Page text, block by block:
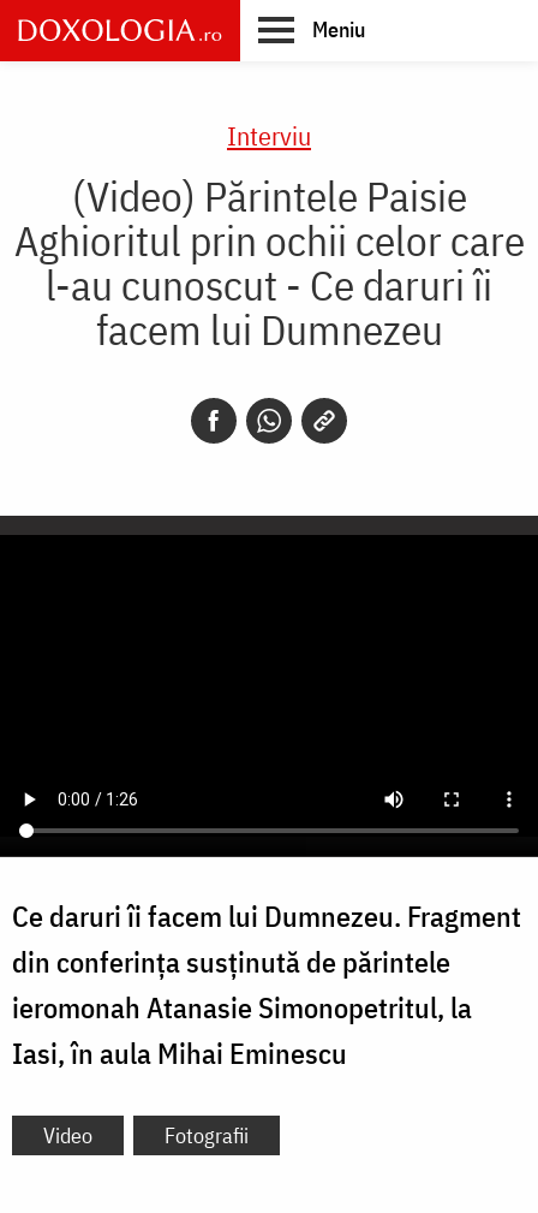
Skip
to
main
Meniu
Interviu
(Video) Părintele Paisie
Aghioritul prin ochii celor care
l-au cunoscut - Ce daruri îi
facem lui Dumnezeu
Ce daruri îi facem lui Dumnezeu. Fragment
din conferința susținută de părintele
ieromonah Atanasie Simonopetritul, la
Iasi, în aula Mihai Eminescu
Video Fotografii